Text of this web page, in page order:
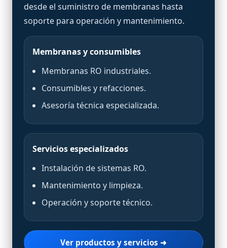
desde el suministro de membranas hasta
soporte para operación y mantenimiento.
Membranas y consumibles
Membranas RO industriales.
Consumibles y refacciones.
Asesoría técnica especializada.
Servicios especializados
Instalación de sistemas RO.
Mantenimiento y limpieza.
Operación y soporte técnico.
Ver productos y servicios ➜